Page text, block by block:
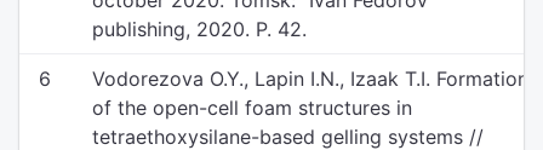
publishing, 2020. P. 42.
6
Vodorezova O.Y., Lapin I.N., Izaak T.I. Formation
of the open-cell foam structures in
tetraethoxysilane-based gelling systems //